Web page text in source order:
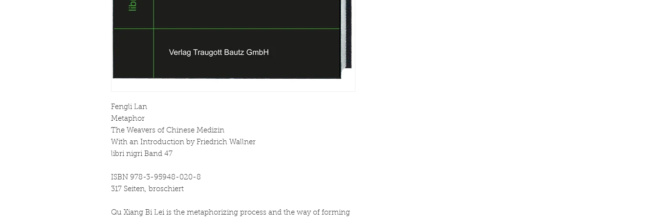
Fengli Lan
Metaphor
The Weavers of Chinese Medizin
With an Introduction by Friedrich Wallner
libri nigri Band 47
ISBN 978-3-95948-020-8
317 Seiten, broschiert
Qu Xiang Bi Lei is the metaphorizing process and the way of forming